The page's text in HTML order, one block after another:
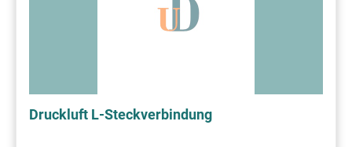
Druckluft L-Steckverbindung